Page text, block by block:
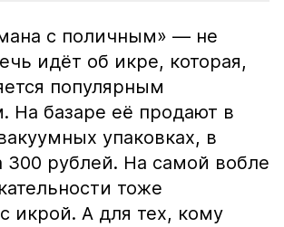
с поличным» — не
идёт об икре, которая,
популярным
На базаре её продают в
упаковках, в
300 рублей. На самой вобле
тоже
икрой. А для тех, кому